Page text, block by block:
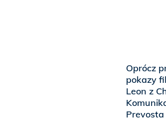
Oprócz
pokazy
Leon z